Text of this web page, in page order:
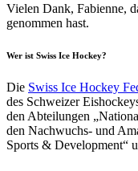
Vielen Dank, Fabienne,
genommen hast.
Wer ist Swiss Ice Hockey?
Die Swiss Ice Hockey
des Schweizer
den Abteilungen
den Nachwuchs- und
Sports & Development“